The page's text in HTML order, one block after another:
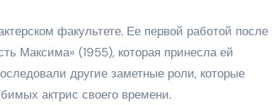
факультете. Ее первой работой после
Максима» (1955), которая принесла ей
другие заметные роли, которые
актрис своего времени.